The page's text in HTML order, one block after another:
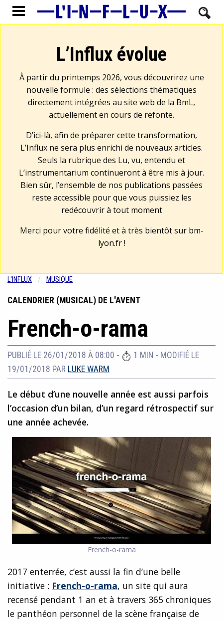
L’Influx évolue
À partir du printemps 2026, vous découvrirez une
nouvelle formule : des sélections thématiques
directement intégrées au site web de la BmL,
actuellement en cours de refonte.
D’ici-là, afin de préparer cette transformation,
L’Influx ne sera plus enrichi de nouveaux articles.
Seuls la rubrique des Lu, vu, entendu et
L’instrumentarium continueront à être mis à jour.
Bien sûr, l’ensemble de nos publications passées
reste accessible pour que vous puissiez les
redécouvrir à tout moment
Merci pour votre fidélité et à très bientôt sur bm-
lyon.fr!
L'INFLUX MUSIQUE
CALENDRIER (MUSICAL) DE L'AVENT
French-o-rama
PUBLIÉ LE 26/01/2018 À 08:00 - 1 MIN - MODIFIÉ LE
19/01/2018 PAR LUKE WARM
Le début d’une nouvelle année est aussi parfois
l’occasion d’un bilan, d’un regard rétrospectif sur
une année achevée.
French-o-rama
2017 enterrée, c’est aussi la fin d’une belle
initiative : French-o-rama, un site qui aura
recensé pendant 1 an et à travers 365 chroniques
le panthéon personnel de la scène française de